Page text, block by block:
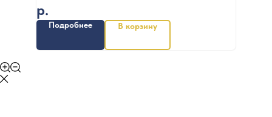
р.
Подробнее В корзину